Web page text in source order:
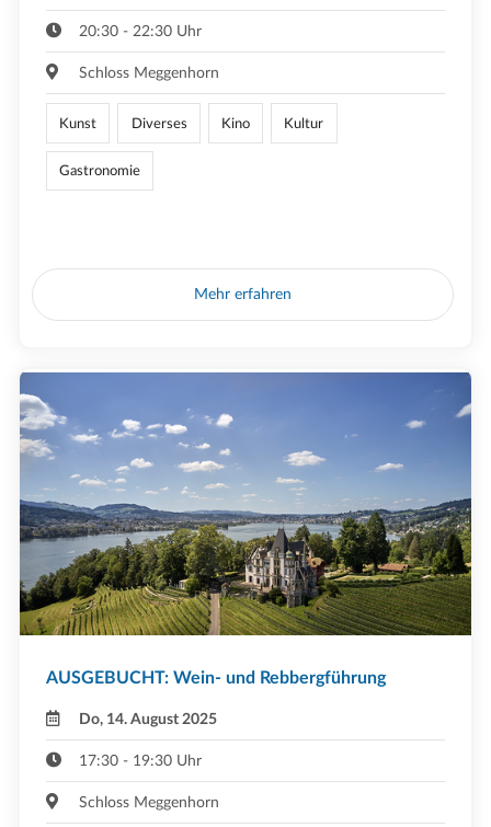
20:30 - 22:30 Uhr
Schloss Meggenhorn
Kunst Diverses Kino Kultur
Gastronomie
Mehr erfahren
AUSGEBUCHT: Wein- und Rebbergführung
Do, 14. August 2025
17:30 - 19:30 Uhr
Schloss Meggenhorn